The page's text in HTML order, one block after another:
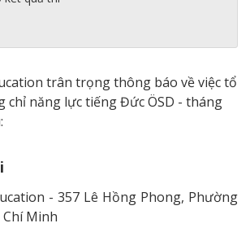
trân trọng thông báo về việc tổ
chỉ năng lực tiếng Đức ÖSD - tháng
- 357 Lê Hồng Phong, Phường
Minh